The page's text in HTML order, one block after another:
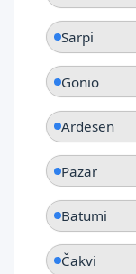
Sarpi
Gonio
Ardesen
Pazar
Batumi
Čakvi